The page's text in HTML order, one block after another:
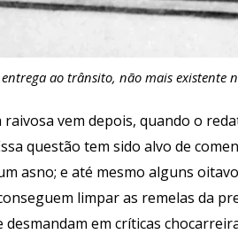
entrega ao trânsito, não mais existente
raivosa vem depois, quando o
questão tem sido alvo de
asno; e até mesmo alguns
limpar as remelas da
desmandam em críticas